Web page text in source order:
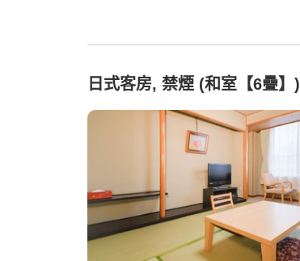
日式客房, 禁煙 (和室【6疊】)